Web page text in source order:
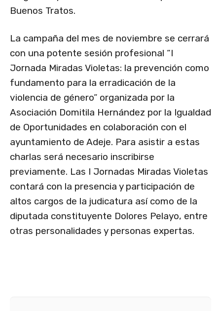
Buenos Tratos.
La campaña del mes de noviembre se cerrará
con una potente sesión profesional “I
Jornada Miradas Violetas: la prevención como
fundamento para la erradicación de la
violencia de género” organizada por la
Asociación Domitila Hernández por la Igualdad
de Oportunidades en colaboración con el
ayuntamiento de Adeje. Para asistir a estas
charlas será necesario inscribirse
previamente. Las I Jornadas Miradas Violetas
contará con la presencia y participación de
altos cargos de la judicatura así como de la
diputada constituyente Dolores Pelayo, entre
otras personalidades y personas expertas.